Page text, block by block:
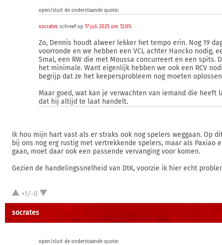
open/sluit de onderstaande quote:
socrates schreef op17 juli 2025 om 12:05:
Zo, Dennis houdt alweer lekker het tempo erin. Nog 19
voorronde en we hebben een VCL achter Hancko nodig,
Smal, een RW die met Moussa concurreert en een spits.
het minimale. Want eigenlijk hebben we ook een RCV
begrijp dat ze het keepersprobleem nog moeten
Maar goed, wat kan je verwachten van iemand die heeft
dat hij altijd te laat handelt.
Ik hou mijn hart vast als er straks ook nog spelers weggaan. Op
bij ons nog erg rustig met vertrekkende spelers, maar als Paxiao
gaan, moet daar ook een passende vervanging voor komen.
Gezien de handelingssnelheid van DtK, voorzie ik hier echt
+1/-0
socrates
open/sluit de onderstaande quote: